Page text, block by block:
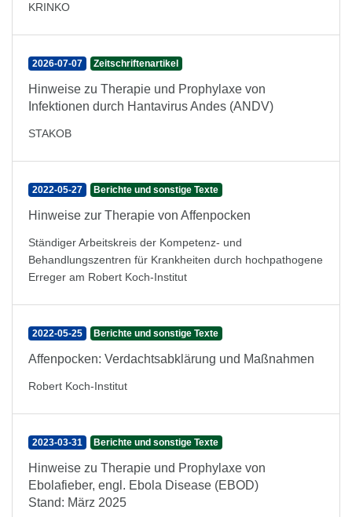
KRINKO
2026-07-07 Zeitschriftenartikel
Hinweise zu Therapie und Prophylaxe von
Infektionen durch Hantavirus Andes (ANDV)
STAKOB
2022-05-27 Berichte und sonstige Texte
Hinweise zur Therapie von Affenpocken
Ständiger Arbeitskreis der Kompetenz- und
Behandlungszentren für Krankheiten durch hochpathogene
Erreger am Robert Koch-Institut
2022-05-25 Berichte und sonstige Texte
Affenpocken: Verdachtsabklärung und Maßnahmen
Robert Koch-Institut
2023-03-31 Berichte und sonstige Texte
Hinweise zu Therapie und Prophylaxe von
Ebolafieber, engl. Ebola Disease (EBOD)
Stand: März 2025